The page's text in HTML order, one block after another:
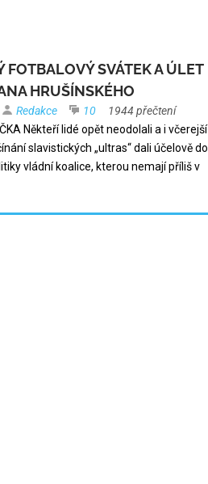
FOTBALOVÝ SVÁTEK A ÚLET
HRUŠÍNSKÉHO
Redakce 10
1944 přečtení
Někteří lidé opět neodolali a i včerejší
slavistických „ultras“ dali účelově do
vládní koalice, kterou nemají příliš v